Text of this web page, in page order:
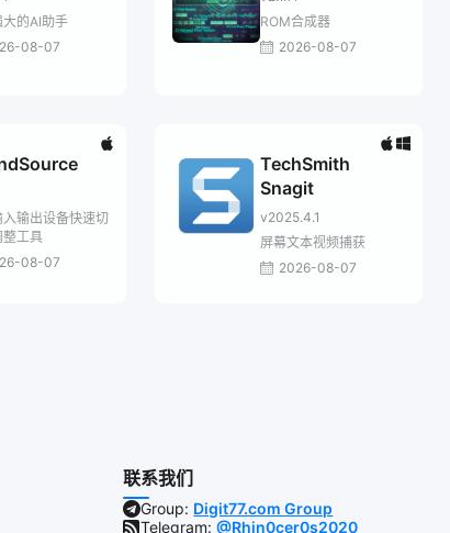
的AI助手
08-07
ROM合成器
2026-08-07
入输出设备快速切
整工具
08-07
TechSmith
Snagit
v2025.4.1
屏幕文本视频捕获
2026-08-07
联系我们
Group: Digit77.com Group
Telegram:@Rhin0cer0s2020